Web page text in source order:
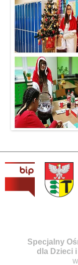
Specjalny
dla Dzieci